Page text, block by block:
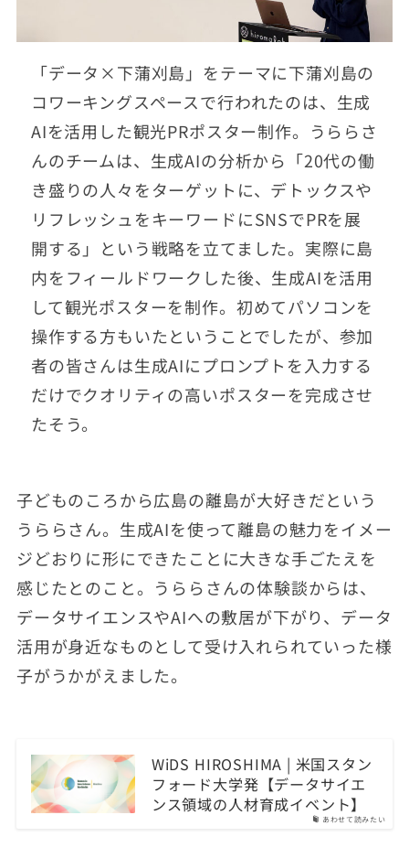
「データ×下蒲刈島」をテーマに下蒲刈島の
コワーキングスペースで行われたのは、生成
AIを活用した観光PRポスター制作。うららさ
んのチームは、生成AIの分析から「20代の働
き盛りの人々をターゲットに、デトックスや
リフレッシュをキーワードにSNSでPRを展
開する」という戦略を立てました。実際に島
内をフィールドワークした後、生成AIを活用
して観光ポスターを制作。初めてパソコンを
操作する方もいたということでしたが、参加
者の皆さんは生成AIにプロンプトを入力する
だけでクオリティの高いポスターを完成させ
たそう。
子どものころから広島の離島が大好きだという
うららさん。生成AIを使って離島の魅力をイメー
ジどおりに形にできたことに大きな手ごたえを
感じたとのこと。うららさんの体験談からは、
データサイエンスやAIへの敷居が下がり、データ
活用が身近なものとして受け入れられていった様
子がうかがえました。
あわせて読みたい
WiDS HIROSHIMA | 米国スタン
フォード大学発【データサイエ
ンス領域の人材育成イベント】